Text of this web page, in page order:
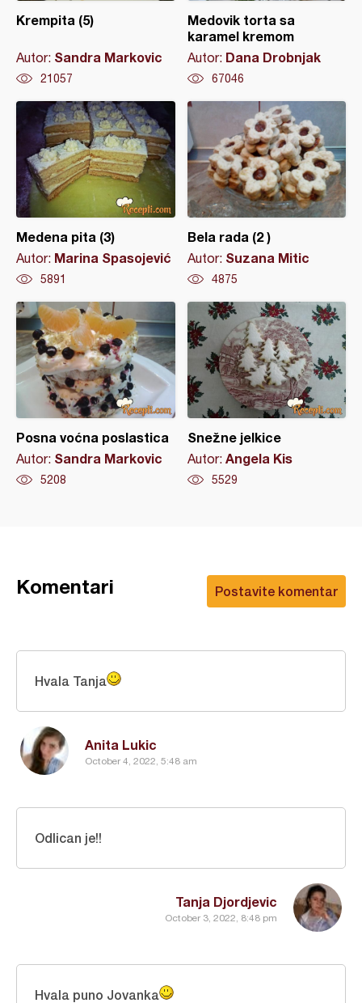
Krempita (5)
Autor: Sandra Markovic
21057
Medovik torta sa
karamel kremom
Autor: Dana Drobnjak
67046
Medena pita (3)
Autor: Marina Spasojević
5891
Bela rada (2 )
Autor: Suzana Mitic
4875
Posna voćna poslastica
Autor: Sandra Markovic
5208
Snežne jelkice
Autor: Angela Kis
5529
Postavite komentar
Komentari
Anita Lukic
October 4, 2022, 5:48 am
Hvala Tanja
Tanja Djordjevic
October 3, 2022, 8:48 pm
Odlican je!!
Hvala puno Jovanka